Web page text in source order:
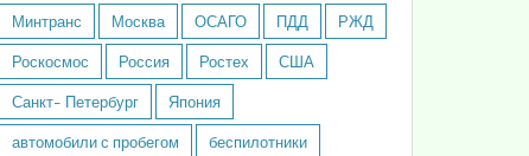
Минтранс
Москва ОСАГО ПДД
РЖД
Роскосмос
Россия Ростех
США
Санкт- Петербург
Япония
автомобили с пробегом
беспилотники